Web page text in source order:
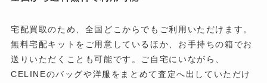
宅配買取のため、全国どこからでもご利用いただけます。
無料宅配キットをご用意しているほか、お手持ちの箱でお
送りいただくことも可能です。ご自宅にいながら、
CELINEのバッグや洋服をまとめて査定へ出していただけ